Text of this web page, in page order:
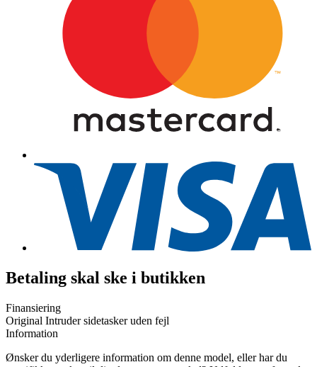
Betaling skal ske i butikken
Finansiering
Original Intruder sidetasker uden fejl
Information
Ønsker du yderligere information om denne model, eller har du